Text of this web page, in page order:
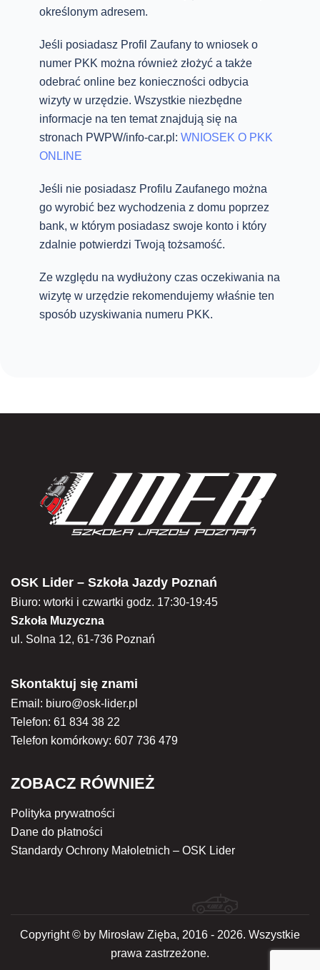
określonym adresem.
Jeśli posiadasz Profil Zaufany to wniosek o
numer PKK można również złożyć a także
odebrać online bez konieczności odbycia
wizyty w urzędzie. Wszystkie niezbędne
informacje na ten temat znajdują się na
stronach PWPW/info-car.pl: WNIOSEK O PKK
ONLINE
Jeśli nie posiadasz Profilu Zaufanego można
go wyrobić bez wychodzenia z domu poprzez
bank, w którym posiadasz swoje konto i który
zdalnie potwierdzi Twoją tożsamość.
Ze względu na wydłużony czas oczekiwania na
wizytę w urzędzie rekomendujemy właśnie ten
sposób uzyskiwania numeru PKK.
OSK Lider – Szkoła Jazdy Poznań
Biuro: wtorki i czwartki godz. 17:30-19:45
Szkoła Muzyczna
ul. Solna 12, 61-736 Poznań
Skontaktuj się znami
Email: biuro@osk-lider.pl
Telefon: 61 834 38 22
Telefon komórkowy: 607 736 479
ZOBACZ RÓWNIEŻ
Polityka prywatności
Dane do płatności
Standardy Ochrony Małoletnich – OSK Lider
Copyright © by Mirosław Zięba, 2016 - 2026. Wszystkie
prawa zastrzeżone.